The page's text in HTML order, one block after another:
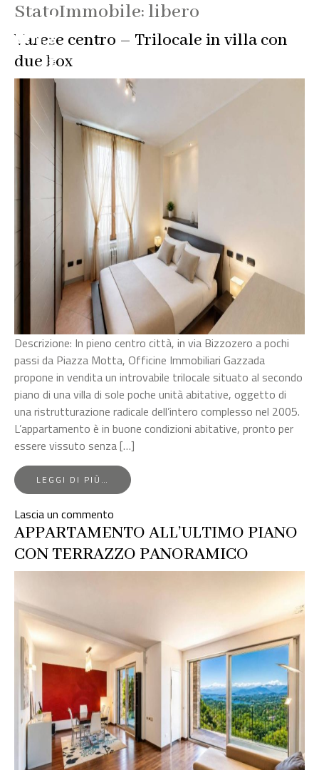
StatoImmobile: libero
Varese centro – Trilocale in villa con
due box
Descrizione: In pieno centro città, in via Bizzozero a pochi
passi da Piazza Motta, Officine Immobiliari Gazzada
propone in vendita un introvabile trilocale situato al secondo
piano di una villa di sole poche unità abitative, oggetto di
una ristrutturazione radicale dell’intero complesso nel 2005.
L’appartamento è in buone condizioni abitative, pronto per
essere vissuto senza […]
LEGGI DI PIÙ…
FROM
VARESE
–
TRILOCALE
VILLA
CON
Lascia un commento
Varese
centro
–
con
due
box
APPARTAMENTO ALL’ULTIMO PIANO
CON TERRAZZO PANORAMICO